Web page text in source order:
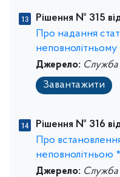
Рішення № 315
Про надання
Джерело: Служба
Завантажити
Рішення № 316
Про
неповнолітньою
Джерело: Служба